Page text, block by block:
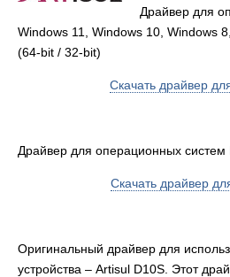
Драйвер для
Windows 11, Windows 10, Windows
(64-bit / 32-bit)
Скачать драйвер
Драйвер для операционных систем
Скачать драйвер
Оригинальный драйвер для
устройства – Artisul D10S. Этот